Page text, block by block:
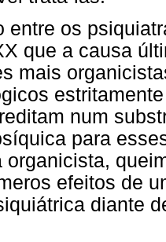
entre os
que a causa
mais
num
para
organicista,
efeitos de
diante